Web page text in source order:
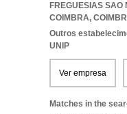
FREGUESIAS
COIMBRA,
Outros
UNIP
Ver empresa
Matches in the